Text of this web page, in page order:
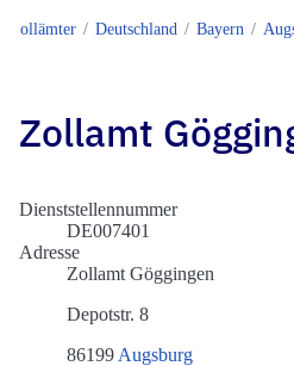
Zollämter Deutschland Bayern
Zollamt
Dienststellennummer
DE007401
Adresse
Zollamt Göggingen
Depotstr. 8
86199 Augsburg